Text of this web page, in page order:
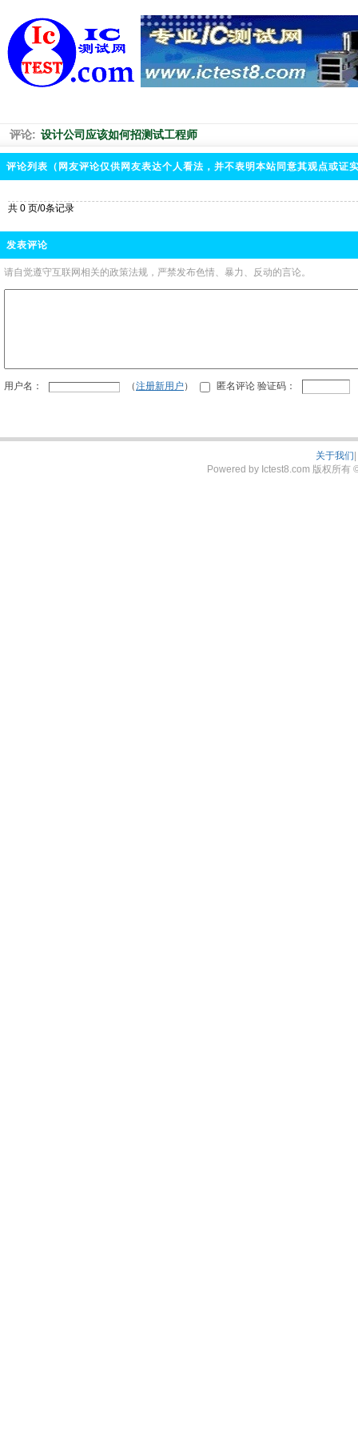
评论: 设计公司应该如何招测试工程师
评论列表（网友评论仅供网友表达个人看法，并不表明本站同意其观点或证
共 0 页/0条记录
发表评论
请自觉遵守互联网相关的政策法规，严禁发布色情、暴力、反动的言论。
用户名： （注册新用户 ） 匿名评论 验证码：
关于我们
Powered by Ictest8.com 版权所